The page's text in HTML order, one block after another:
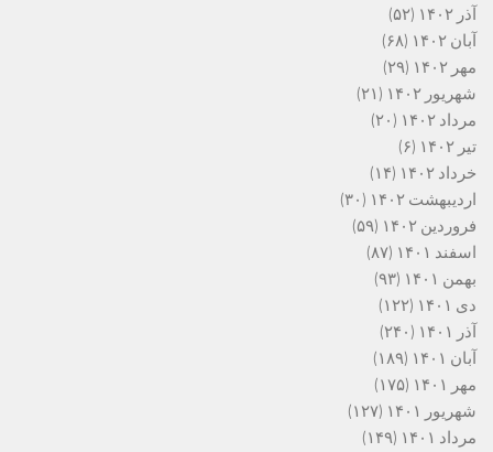
آذر ۱۴۰۲
(۵۲)
آبان ۱۴۰۲
(۶۸)
مهر ۱۴۰۲
(۲۹)
شهریور ۱۴۰۲
(۲۱)
مرداد ۱۴۰۲
(۲۰)
تیر ۱۴۰۲
(۶)
خرداد ۱۴۰۲
(۱۴)
اردیبهشت ۱۴۰۲
(۳۰)
فروردین ۱۴۰۲
(۵۹)
اسفند ۱۴۰۱
(۸۷)
بهمن ۱۴۰۱
(۹۳)
دی ۱۴۰۱
(۱۲۲)
آذر ۱۴۰۱
(۲۴۰)
آبان ۱۴۰۱
(۱۸۹)
مهر ۱۴۰۱
(۱۷۵)
شهریور ۱۴۰۱
(۱۲۷)
مرداد ۱۴۰۱
(۱۴۹)